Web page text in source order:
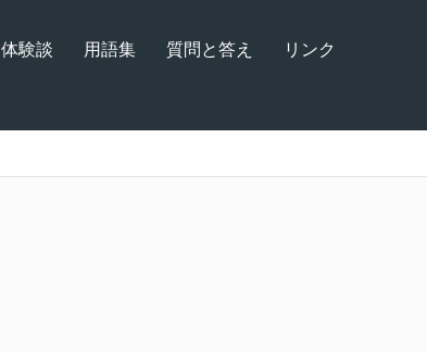
体験談 用語集 質問と答え リンク